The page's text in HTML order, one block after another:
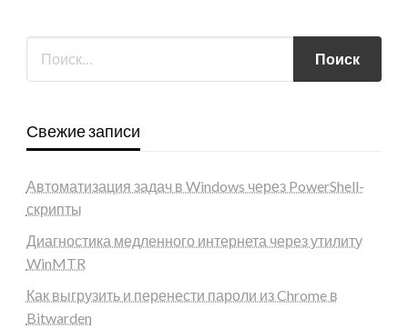
Свежие записи
Автоматизация задач в Windows через PowerShell-
скрипты
Диагностика медленного интернета через утилиту
WinMTR
Как выгрузить и перенести пароли из Chrome в
Bitwarden